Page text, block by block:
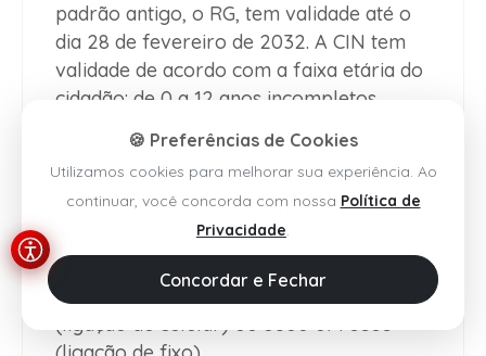
padrão antigo, o RG, tem validade até o
dia 28 de fevereiro de 2032. A CIN tem
validade de acordo com a faixa etária do
cidadão: de 0 a 12 anos incompletos,
validade de 5 anos; 12 a 60 anos
incompletos, validade de 10 anos; acima
de 60 anos, validade indeterminada. Para
outras informações, a Saeb disponibiliza
o site oficial (www.saeb.ba.gov.br) e o site
institucional do SAC (www.sac.ba.gov.br),
além do call center: (71) 4020-5353
(ligação de celular) ou 0800 071 5353
🍪 Preferências de Cookies
Utilizamos cookies para melhorar sua experiência. Ao
continuar, você concorda com nossa Política de
Privacidade.
Concordar e Fechar